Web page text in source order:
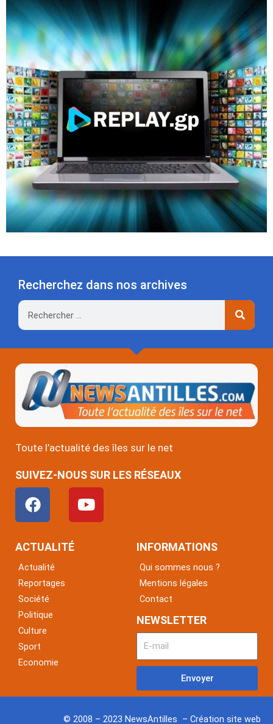
Recherchez dans nos archives
Rechercher
Toute l’actualité des îles sur le net
SUIVEZ-NOUS SUR LES RÉSEAUX
F
a
c
e
o
o
k
Y
o
u
ACTUALITÉ
Actualité
Reportages
Société
Politique
Culture
Sport
Economie
INFORMATIONS
Qui sommes nous ?
Mentions légales
Contact
NEWSLETTER
Envoyer
© 2008 – 2023 NewsAntilles – Création site web